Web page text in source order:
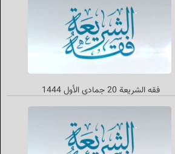
فقه الشريعة 20 جمادي الأول 1444